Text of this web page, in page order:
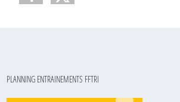
PLANNING ENTRAINEMENTS FFTRI